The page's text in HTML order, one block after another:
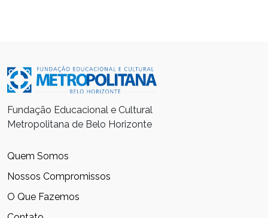
Fundação Educacional e Cultural
Metropolitana de Belo Horizonte
Quem Somos
Nossos Compromissos
O Que Fazemos